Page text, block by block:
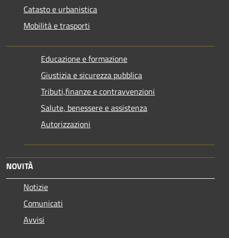
Catasto e urbanistica
Mobilità e trasporti
Educazione e formazione
Giustizia e sicurezza pubblica
Tributi,finanze e contravvenzioni
Salute, benessere e assistenza
Autorizzazioni
NOVITÀ
Notizie
Comunicati
Avvisi